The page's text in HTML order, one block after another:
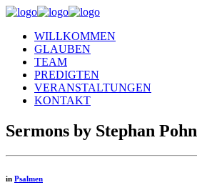
WILLKOMMEN
GLAUBEN
TEAM
PREDIGTEN
VERANSTALTUNGEN
KONTAKT
Sermons by Stephan Pohn
in Psalmen